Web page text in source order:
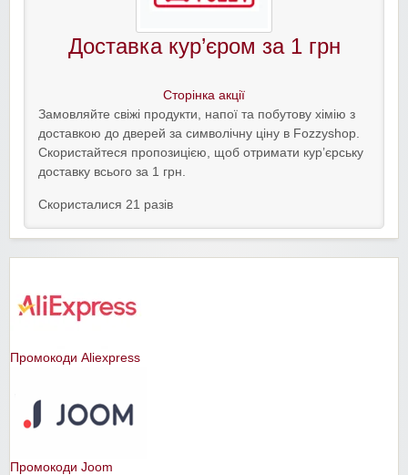
Доставка кур’єром за 1 грн
Сторінка акції
Замовляйте свіжі продукти, напої та побутову хімію з
доставкою до дверей за символічну ціну в Fozzyshop.
Скористайтеся пропозицією, щоб отримати кур’єрську
доставку всього за 1 грн.
Скористалися 21 разів
Промокоди Aliexpress
Промокоди Joom